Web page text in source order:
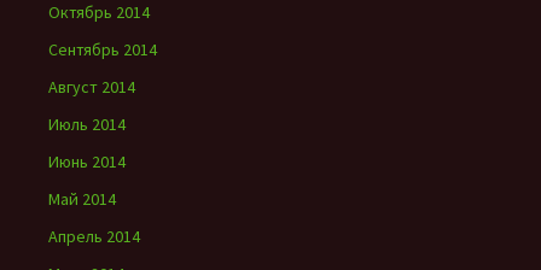
Октябрь 2014
Сентябрь 2014
Август 2014
Июль 2014
Июнь 2014
Май 2014
Апрель 2014